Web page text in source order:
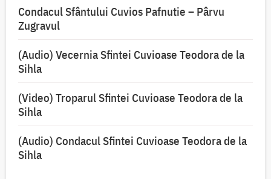
Condacul Sfântului Cuvios Pafnutie – Pârvu
Zugravul
(Audio) Vecernia Sfintei Cuvioase Teodora de la
Sihla
(Video) Troparul Sfintei Cuvioase Teodora de la
Sihla
(Audio) Condacul Sfintei Cuvioase Teodora de la
Sihla